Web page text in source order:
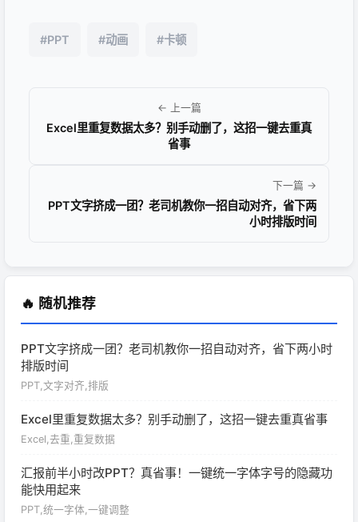
#PPT #动画 #卡顿
← 上一篇
Excel里重复数据太多？别手动删了，这招一键去重真
省事
下一篇 →
PPT文字挤成一团？老司机教你一招自动对齐，省下两
小时排版时间
🔥 随机推荐
PPT文字挤成一团？老司机教你一招自动对齐，省下两小时
排版时间
PPT,文字对齐,排版
Excel里重复数据太多？别手动删了，这招一键去重真省事
Excel,去重,重复数据
汇报前半小时改PPT？真省事！一键统一字体字号的隐藏功
能快用起来
PPT,统一字体,一键调整